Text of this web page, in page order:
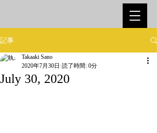
記事
July 30, 2020
Takaaki Sano
2020年7月30日 読了時間: 0分